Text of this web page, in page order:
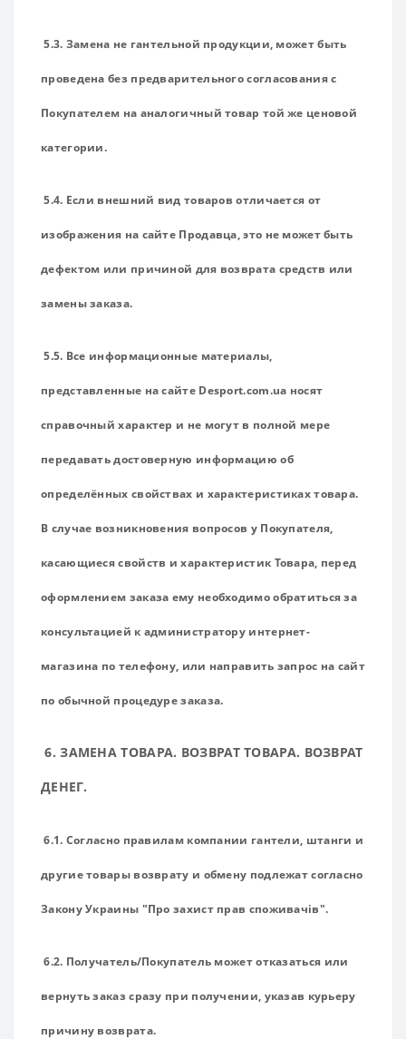
5.3. Замена не гантельной продукции, может быть
проведена без предварительного согласования с
Покупателем на аналогичный товар той же ценовой
категории.
5.4. Если внешний вид товаров отличается от
изображения на сайте Продавца, это не может быть
дефектом или причиной для возврата средств или
замены заказа.
5.5. Все информационные материалы,
представленные на сайте Desport.com.ua носят
справочный характер и не могут в полной мере
передавать достоверную информацию об
определённых свойствах и характеристиках товара.
В случае возникновения вопросов у Покупателя,
касающиеся свойств и характеристик Товара, перед
оформлением заказа ему необходимо обратиться за
консультацией к администратору интернет-
магазина по телефону, или направить запрос на сайт
по обычной процедуре заказа.
6. ЗАМЕНА ТОВАРА. ВОЗВРАТ ТОВАРА. ВОЗВРАТ
ДЕНЕГ.
6.1. Согласно правилам компании гантели, штанги и
другие товары возврату и обмену подлежат согласно
Закону Украины "Про захист прав споживачів".
6.2. Получатель/Покупатель может отказаться или
вернуть заказ сразу при получении, указав курьеру
причину возврата.